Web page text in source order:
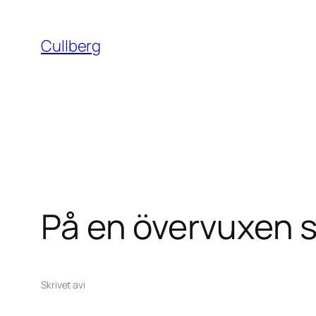
innehåll
Cullberg
På en övervuxen
Skrivet avi